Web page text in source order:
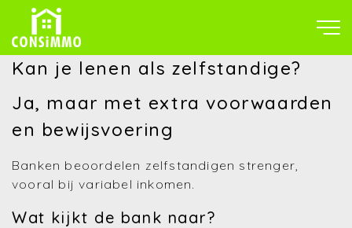
Kan je lenen als zelfstandige?
Ja, maar met extra voorwaarden
en bewijsvoering
Banken beoordelen zelfstandigen strenger,
vooral bij variabel inkomen.
Wat kijkt de bank naar?